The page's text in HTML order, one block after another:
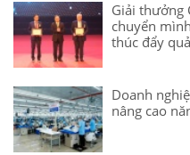
Giải thưởng
chuyển
thúc đẩy
Doanh
nâng cao